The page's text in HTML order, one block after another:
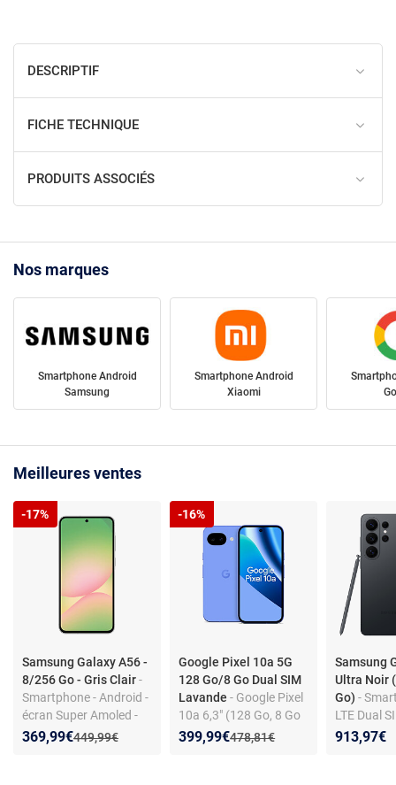
DESCRIPTIF
FICHE TECHNIQUE
PRODUITS ASSOCIÉS
Nos marques
Smartphone Android
Samsung
Smartphone Android
Xiaomi
Meilleures ventes
Samsung Galaxy A56 -
8/256 Go - Gris Clair-
Smartphone - Android -
écran Super Amoled -
5G - triple appareil
Ancien prix :
449,99€
Nouveau prix :
369,99€
Réduction de :
-17%
Google Pixel 10a 5G
128 Go/8 Go Dual SIM
Lavande- Google Pixel
10a 6,3" (128 Go, 8 Go
RAM) Dual SIM -
Ancien prix :
478,81€
Nouveau prix :
399,99€
Réduction de :
-16%
Samsung
Ultra Noir
Go)-
LTE Dual
Galaxy AI
913,97€